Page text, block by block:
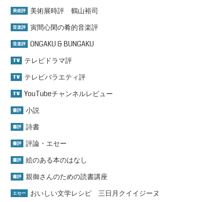
美術評 美術展時評 鶴山裕司
音楽評 寅間心閑の肴的音楽評
音楽評 ONGAKU & BUNGAKU
TV テレビドラマ評
TV テレビバラエティ評
TV YouTubeチャンネルレビュー
書評 小説
書評 詩書
書評 評論・エセー
書評 絵のある本のはなし
書評 親御さんのための読書講座
エセー おいしい文学レシピ 三日月クイイジーヌ